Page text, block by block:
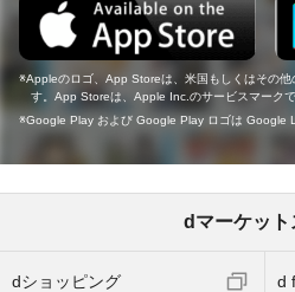
Appleのロゴ、App Storeは、米国もしくはその
す。App Storeは、Apple Inc.のサービスマークで
Google Play および Google Play ロゴは Google
dマーケット
dショッピング d